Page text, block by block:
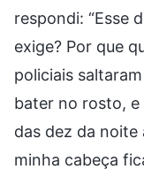
respondi: “Esse
exige? Por que
policiais
bater no rosto,
das dez da noite
minha cabeça